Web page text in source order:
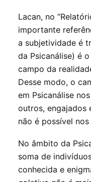
Lacan, no
importante
a subjetividade é
da Psicanálise) é
campo da
Desse modo, o
em Psicanálise
outros, engajados
não é possível nos
No âmbito da
soma de
conhecida e